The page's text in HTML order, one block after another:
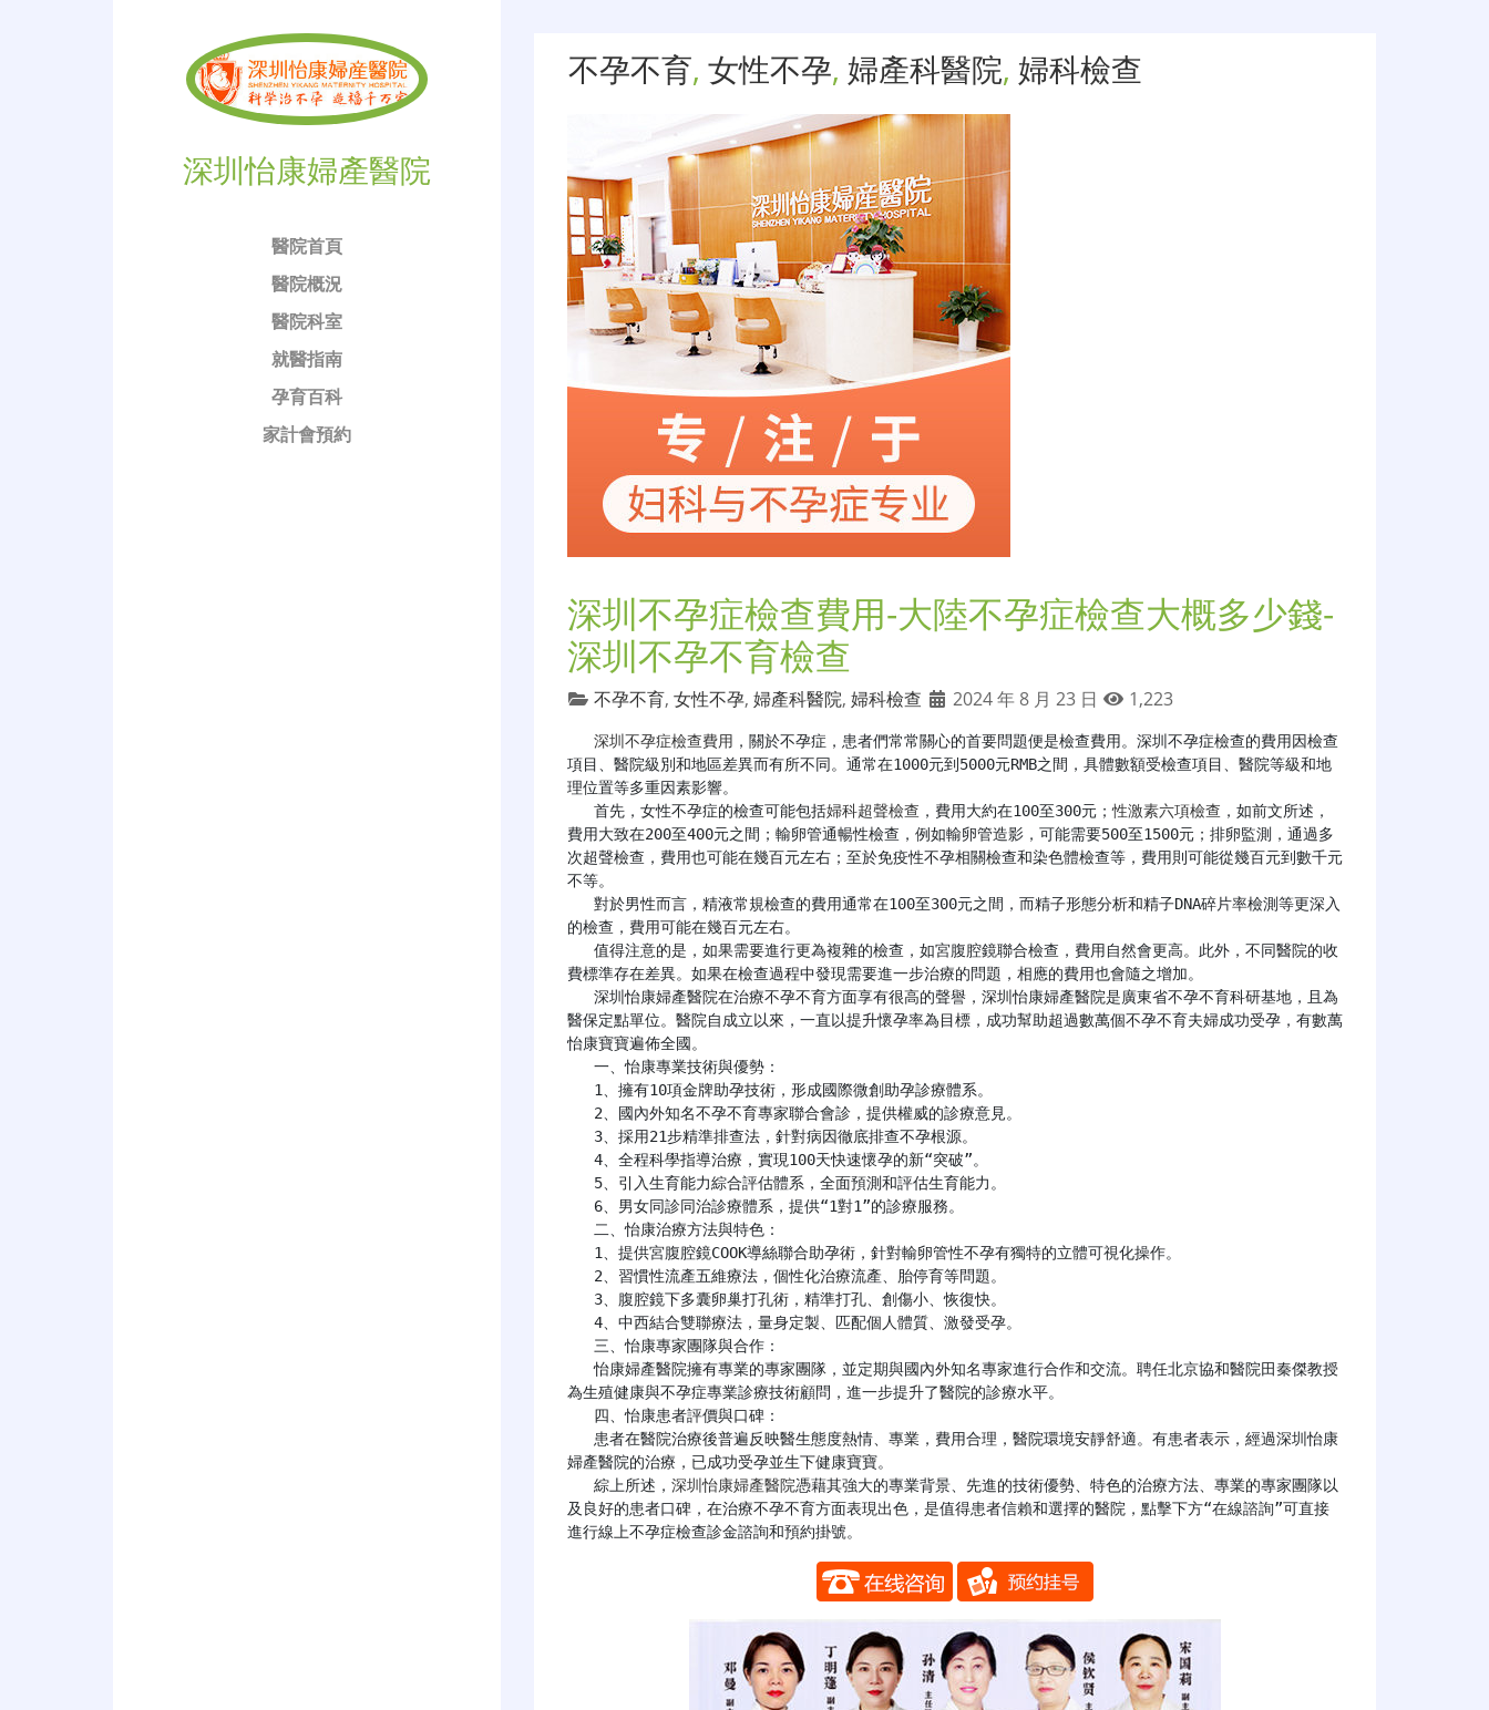
深圳怡康婦產醫院
醫院首頁
醫院概況
醫院科室
就醫指南
孕育百科
家計會預約
不孕不育, 女性不孕, 婦產科醫院, 婦科檢查
深圳不孕症檢查費用-大陸不孕症檢查大概多少錢-
深圳不孕不育檢查
不孕不育, 女性不孕, 婦產科醫院, 婦科檢查 2024 年 8 月 23 日 1,223
深圳不孕症檢查費用 ，關於不孕症，患者們常常關心的首要問題便是檢查費用。深圳不孕症檢查的費用因檢查
項目、醫院級別和地區差異而有所不同。通常在1000元到5000元RMB之間，具體數額受檢查項目、醫院等級和地
理位置等多重因素影響。
   首先，女性不孕症的檢查可能包括
婦科超聲檢查 ，費用大約在100至300元；性激素六項檢查 ，如前文所述，
費用大致在200至400元之間；輸卵管通暢性檢查，例如輸卵管造影，可能需要500至1500元；排卵監測，通過多
次超聲檢查，費用也可能在幾百元左右；至於免疫性不孕相關檢查和染色體檢查等，費用則可能從幾百元到數千元
不等。
的檢查，費用可能在幾百元左右。
費標準存在差異。如果在檢查過程中發現需要進一步治療的問題，相應的費用也會隨之增加。
醫保定點單位。醫院自成立以來，一直以提升懷孕率為目標，成功幫助超過數萬個不孕不育夫婦成功受孕，有數萬
怡康寶寶遍佈全國。
   怡康婦產醫院擁有專業的專家團隊，並定期與國內外知名專家進行合作和交流。聘任北京協和醫院田秦傑教授
為生殖健康與不孕症專業診療技術顧問，進一步提升了醫院的診療水平。
婦產醫院的治療，已成功受孕並生下健康寶寶。
   綜上所述，
深圳怡康婦產醫院憑藉其強大的專業背景、先進的技術優勢、特色的治療方法、專業的專家團隊以
及良好的患者口碑，在治療不孕不育方面表現出色，是值得患者信賴和選擇的醫院，點擊下方“在線諮詢”可直接
進行線上不孕症檢查診金諮詢和預約掛號。